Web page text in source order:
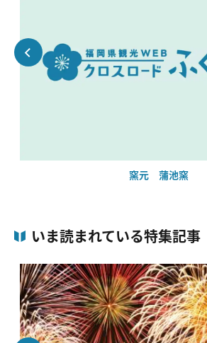
窯元 蒲池窯
いま読まれている特集記事